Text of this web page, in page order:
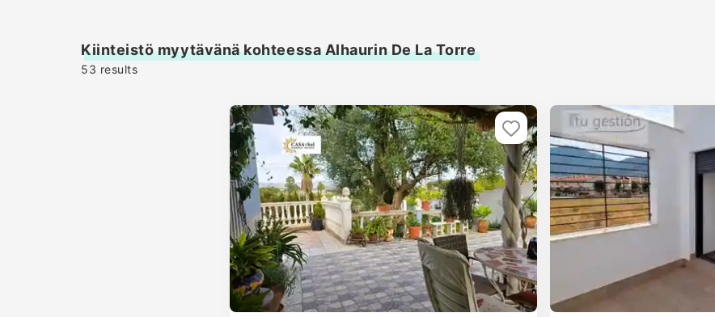
Kiinteistö myytävänä kohteessa Alhaurin De La Torre
53 results